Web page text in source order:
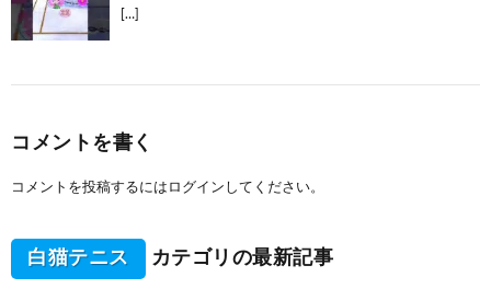
[…]
コメントを書く
コメントを投稿するには ログイン してください。
白猫テニス カテゴリの最新記事